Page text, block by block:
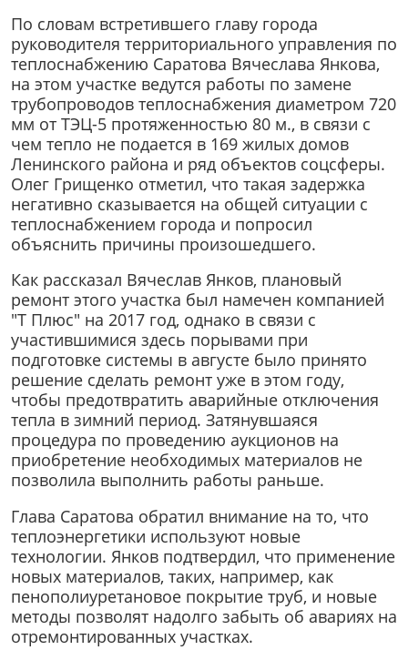
По словам встретившего главу города
руководителя территориального управления по
теплоснабжению Саратова Вячеслава Янкова,
на этом участке ведутся работы по замене
трубопроводов теплоснабжения диаметром 720
мм от ТЭЦ-5 протяженностью 80 м., в связи с
чем тепло не подается в 169 жилых домов
Ленинского района и ряд объектов соцсферы.
Олег Грищенко отметил, что такая задержка
негативно сказывается на общей ситуации с
теплоснабжением города и попросил
объяснить причины произошедшего.
Как рассказал Вячеслав Янков, плановый
ремонт этого участка был намечен компанией
"Т Плюс" на 2017 год, однако в связи с
участившимися здесь порывами при
подготовке системы в августе было принято
решение сделать ремонт уже в этом году,
чтобы предотвратить аварийные отключения
тепла в зимний период. Затянувшаяся
процедура по проведению аукционов на
приобретение необходимых материалов не
позволила выполнить работы раньше.
Глава Саратова обратил внимание на то, что
теплоэнергетики используют новые
технологии. Янков подтвердил, что применение
новых материалов, таких, например, как
пенополиуретановое покрытие труб, и новые
методы позволят надолго забыть об авариях на
отремонтированных участках.